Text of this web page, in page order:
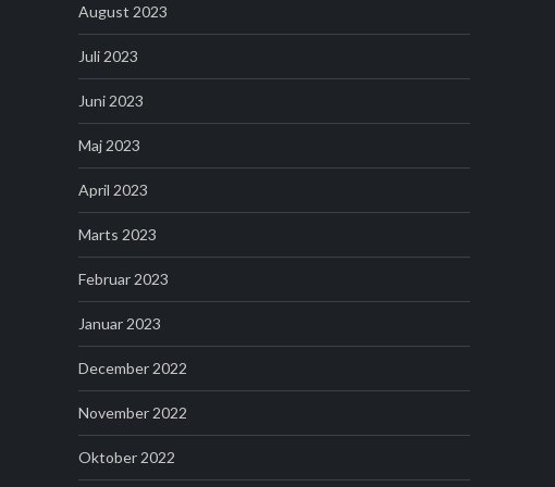
August 2023
Juli 2023
Juni 2023
Maj 2023
April 2023
Marts 2023
Februar 2023
Januar 2023
December 2022
November 2022
Oktober 2022